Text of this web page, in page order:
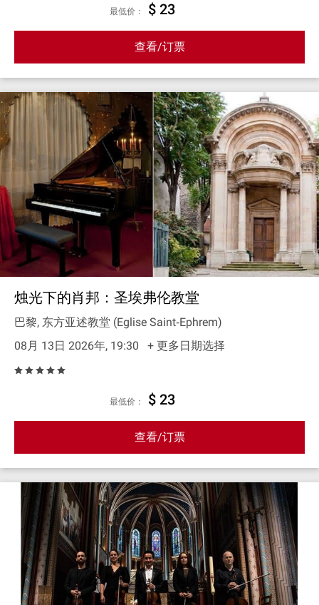
最低价： $ 23
查看/订票
烛光下的肖邦：圣埃弗伦教堂
巴黎, 东方亚述教堂 (Eglise Saint‐Ephrem)
08月 13日 2026年, 19:30
+ 更多日期选择
最低价： $ 23
查看/订票